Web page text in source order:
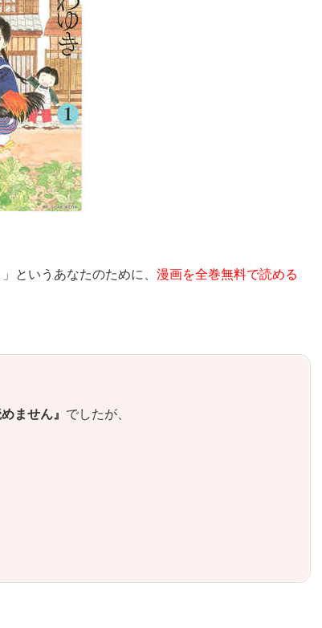
というあなたのために、漫画を全巻無料で読める
ません』 でしたが、